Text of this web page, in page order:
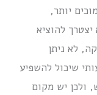
יותר,
להוציא
לא ניתן
שיכול להשפיע
ולכן יש מקום